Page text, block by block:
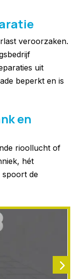
veroorzaken.
uit
beperkt en is
en
rioollucht of
hét
spoort de